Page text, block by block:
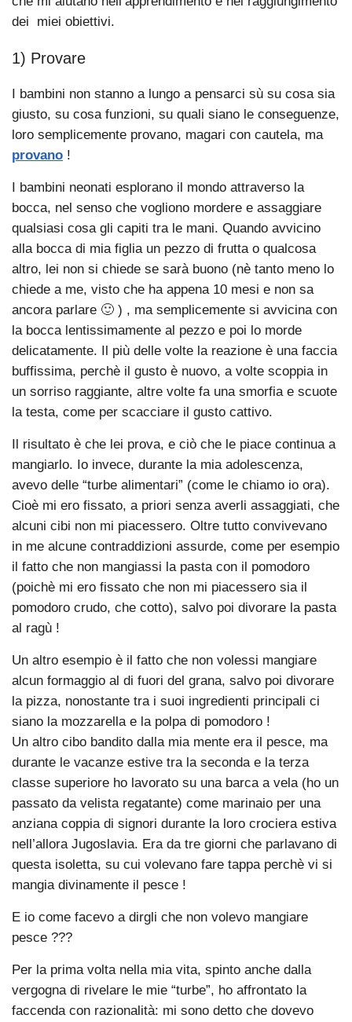
dei miei obiettivi.
1) Provare
I bambini non stanno a lungo a pensarci sù su cosa sia
giusto, su cosa funzioni, su quali siano le conseguenze,
loro semplicemente provano, magari con cautela, ma
provano !
I bambini neonati esplorano il mondo attraverso la
bocca, nel senso che vogliono mordere e assaggiare
qualsiasi cosa gli capiti tra le mani. Quando avvicino
alla bocca di mia figlia un pezzo di frutta o qualcosa
altro, lei non si chiede se sarà buono (nè tanto meno lo
chiede a me, visto che ha appena 10 mesi e non sa
ancora parlare 🙂 ) , ma semplicemente si avvicina con
la bocca lentissimamente al pezzo e poi lo morde
delicatamente. Il più delle volte la reazione è una faccia
buffissima, perchè il gusto è nuovo, a volte scoppia in
un sorriso raggiante, altre volte fa una smorfia e scuote
la testa, come per scacciare il gusto cattivo.
Il risultato è che lei prova, e ciò che le piace continua a
mangiarlo. Io invece, durante la mia adolescenza,
avevo delle “turbe alimentari” (come le chiamo io ora).
Cioè mi ero fissato, a priori senza averli assaggiati, che
alcuni cibi non mi piacessero. Oltre tutto convivevano
in me alcune contraddizioni assurde, come per esempio
il fatto che non mangiassi la pasta con il pomodoro
(poichè mi ero fissato che non mi piacessero sia il
pomodoro crudo, che cotto), salvo poi divorare la pasta
al ragù !
Un altro esempio è il fatto che non volessi mangiare
alcun formaggio al di fuori del grana, salvo poi divorare
la pizza, nonostante tra i suoi ingredienti principali ci
siano la mozzarella e la polpa di pomodoro !
Un altro cibo bandito dalla mia mente era il pesce, ma
durante le vacanze estive tra la seconda e la terza
classe superiore ho lavorato su una barca a vela (ho un
passato da velista regatante) come marinaio per una
anziana coppia di signori durante la loro crociera estiva
nell’allora Jugoslavia. Era da tre giorni che parlavano di
questa isoletta, su cui volevano fare tappa perchè vi si
mangia divinamente il pesce !
E io come facevo a dirgli che non volevo mangiare
pesce ???
Per la prima volta nella mia vita, spinto anche dalla
vergogna di rivelare le mie “turbe”, ho affrontato la
faccenda con razionalità: mi sono detto che dovevo